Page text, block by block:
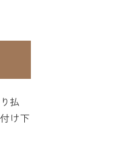
払
け下